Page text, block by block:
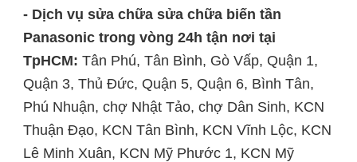
- Dịch vụ sửa chữa sửa chữa biến tần
Panasonic trong vòng 24h tận nơi tại
TpHCM: Tân Phú, Tân Bình, Gò Vấp, Quận 1,
Quận 3, Thủ Đức, Quận 5, Quận 6, Bình Tân,
Phú Nhuận, chợ Nhật Tảo, chợ Dân Sinh, KCN
Thuận Đạo, KCN Tân Bình, KCN Vĩnh Lộc, KCN
Lê Minh Xuân, KCN Mỹ Phước 1, KCN Mỹ